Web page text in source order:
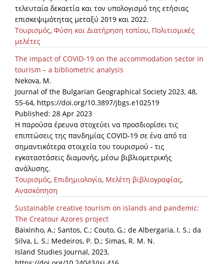
τελευταία δεκαετία και τον υπολογισμό της ετήσιας
επισκεψιμότητας μεταξύ 2019 και 2022.
Τουρισμός, Φύση και Διατήρηση τοπίου, Πολιτισμικές
μελέτες
The impact of COVID-19 on the accommodation sector in
tourism – a bibliometric analysis
Nekova, M.
Journal of the Bulgarian Geographical Society 2023, 48,
55-64, https://doi.org/10.3897/jbgs.e102519
Published: 28 Apr 2023
Η παρούσα έρευνα στοχεύει να προσδιορίσει τις
επιπτώσεις της πανδημίας COVID-19 σε ένα από τα
σημαντικότερα στοιχεία του τουρισμού - τις
εγκαταστάσεις διαμονής, μέσω βιβλιομετρικής
ανάλυσης.
Τουρισμός, Επιδημιολογία, Μελέτη βιβλιογραφίας,
Ανασκόπηση
Sustainable creative tourism on islands and pandemic:
The Creatour Azores project
Baixinho, A.; Santos, C.; Couto, G.; de Albergaria, I. S.; da
Silva, L. S.; Medeiros, P. D.; Simas, R. M. N.
Island Studies Journal, 2023,